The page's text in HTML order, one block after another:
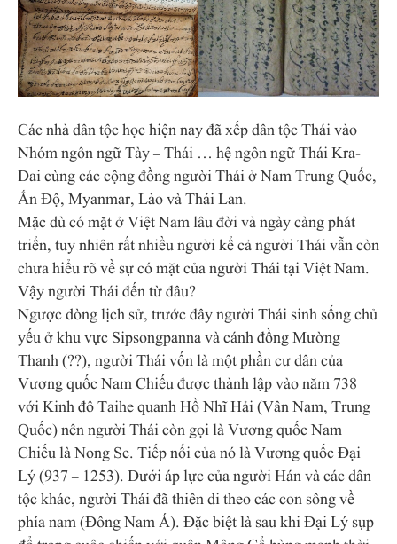
Các nhà dân tộc học hiện nay đã xếp dân tộc Thái vào
Nhóm ngôn ngữ Tày – Thái … hệ ngôn ngữ Thái Kra-
Dai cùng các cộng đồng người Thái ở Nam Trung Quốc,
Ấn Độ, Myanmar, Lào và Thái Lan.
Mặc dù có mặt ở Việt Nam lâu đời và ngày càng phát
triển, tuy nhiên rất nhiều người kể cả người Thái vẫn còn
chưa hiểu rõ về sự có mặt của người Thái tại Việt Nam.
Vậy người Thái đến từ đâu?
Ngược dòng lịch sử, trước đây người Thái sinh sống chủ
yếu ở khu vực Sipsongpanna và cánh đồng Mường
Thanh (??), người Thái vốn là một phần cư dân của
Vương quốc Nam Chiếu được thành lập vào năm 738
với Kinh đô Taihe quanh Hồ Nhĩ Hải (Vân Nam, Trung
Quốc) nên người Thái còn gọi là Vương quốc Nam
Chiếu là Nong Se. Tiếp nối của nó là Vương quốc Đại
Lý (937 – 1253). Dưới áp lực của người Hán và các dân
tộc khác, người Thái đã thiên di theo các con sông về
phía nam (Đông Nam Á). Đặc biệt là sau khi Đại Lý sụp